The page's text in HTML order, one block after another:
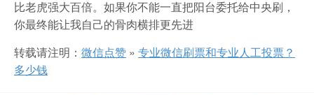
比老虎强大百倍。如果你不能一直把阳台委托给中央刷，
你最终能让我自己的骨肉横排更先进
转载请注明： 微信点赞 » 专业微信刷票和专业人工投票？
多少钱